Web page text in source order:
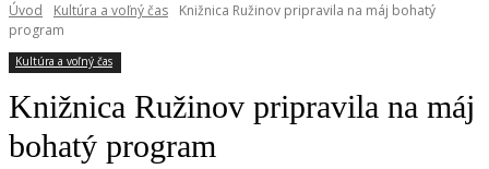
Úvod Kultúra a voľný čas
Knižnica Ružinov pripravila na máj bohatý
program
Kultúra a voľný čas
Knižnica Ružinov pripravila na máj
bohatý program